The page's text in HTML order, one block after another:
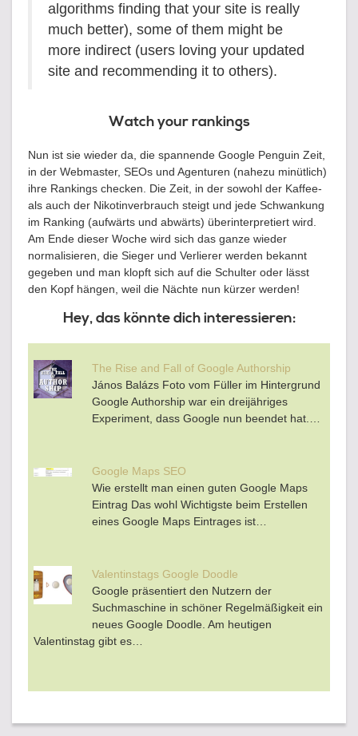
algorithms finding that your site is really
much better), some of them might be
more indirect (users loving your updated
site and recommending it to others).
Watch your rankings
Nun ist sie wieder da, die spannende Google Penguin Zeit,
in der Webmaster, SEOs und Agenturen (nahezu minütlich)
ihre Rankings checken. Die Zeit, in der sowohl der Kaffee-
als auch der Nikotinverbrauch steigt und jede Schwankung
im Ranking (aufwärts und abwärts) überinterpretiert wird.
Am Ende dieser Woche wird sich das ganze wieder
normalisieren, die Sieger und Verlierer werden bekannt
gegeben und man klopft sich auf die Schulter oder lässt
den Kopf hängen, weil die Nächte nun kürzer werden!
Hey, das könnte dich interessieren:
The Rise and Fall of Google Authorship
János Balázs Foto vom Füller im Hintergrund
Google Authorship war ein dreijähriges
Experiment, dass Google nun beendet hat.…
Google Maps SEO
Wie erstellt man einen guten Google Maps
Eintrag Das wohl Wichtigste beim Erstellen
eines Google Maps Eintrages ist…
Valentinstags Google Doodle
Google präsentiert den Nutzern der
Suchmaschine in schöner Regelmäßigkeit ein
neues Google Doodle. Am heutigen
Valentinstag gibt es…